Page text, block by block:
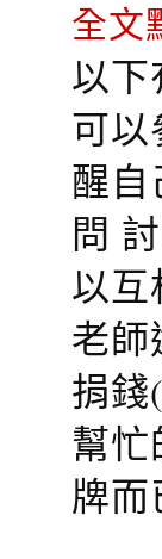
全文
以
可
醒
問
以
老
捐
幫
牌